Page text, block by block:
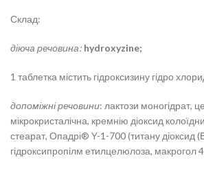
Склад:
діюча речовина: hydroxyzine;
1 таблетка містить гідроксизину гідро
допоміжні речовини: лактози моногідрат,
мікрокристалічна, кремнію діоксид
стеарат, Опадрі® Y-1-700 (титану діоксид
гідроксипропілм етилцелюлоза, макрогол